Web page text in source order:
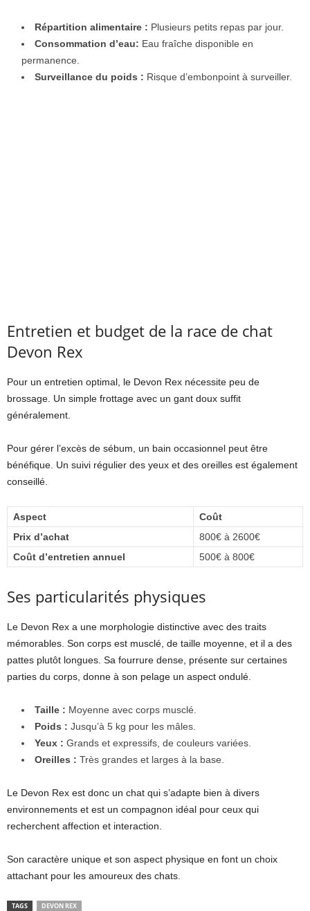
Répartition alimentaire : Plusieurs petits repas par jour.
Consommation d’eau: Eau fraîche disponible en
permanence.
Surveillance du poids : Risque d’embonpoint à surveiller.
Entretien et budget de la race de chat
Devon Rex
Pour un entretien optimal, le Devon Rex nécessite peu de
brossage. Un simple frottage avec un gant doux suffit
généralement.
Pour gérer l’excès de sébum, un bain occasionnel peut être
bénéfique. Un suivi régulier des yeux et des oreilles est également
conseillé.
Aspect
Coût
Prix d’achat
800€ à 2600€
Coût d’entretien annuel
500€ à 800€
Ses particularités physiques
Le Devon Rex a une morphologie distinctive avec des traits
mémorables. Son corps est musclé, de taille moyenne, et il a des
pattes plutôt longues. Sa fourrure dense, présente sur certaines
parties du corps, donne à son pelage un aspect ondulé.
Taille : Moyenne avec corps musclé.
Poids : Jusqu’à 5 kg pour les mâles.
Yeux : Grands et expressifs, de couleurs variées.
Oreilles : Très grandes et larges à la base.
Le Devon Rex est donc un chat qui s’adapte bien à divers
environnements et est un compagnon idéal pour ceux qui
recherchent affection et interaction.
Son caractère unique et son aspect physique en font un choix
attachant pour les amoureux des chats.
TAGS DEVON REX